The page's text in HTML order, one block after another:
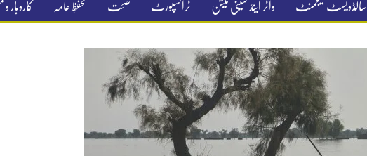
سالڈویسٹ منیجمنٹ واٹر اینڈ سینی ٹیشن ٹرانسپورٹ صحت تحفظِ عامہ کاروبار